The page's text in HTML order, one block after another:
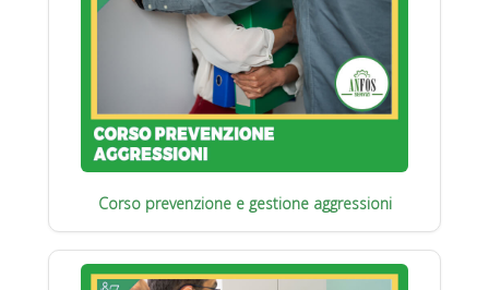
Corso prevenzione e gestione aggressioni